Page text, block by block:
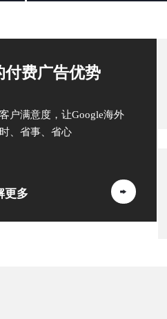
付费广告优势
户满意度，让Google海外
、省事、省心
更多 